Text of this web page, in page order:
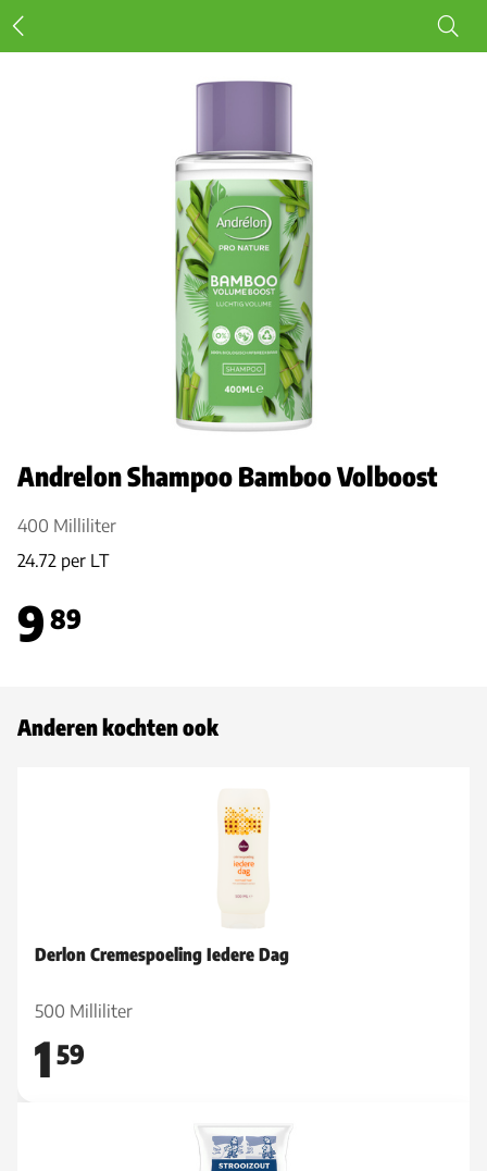
Andrelon Shampoo Bamboo Volboost
400 Milliliter
24.72 per LT
9 89
Anderen kochten ook
Derlon Cremespoeling Iedere Dag
500 Milliliter
1 59